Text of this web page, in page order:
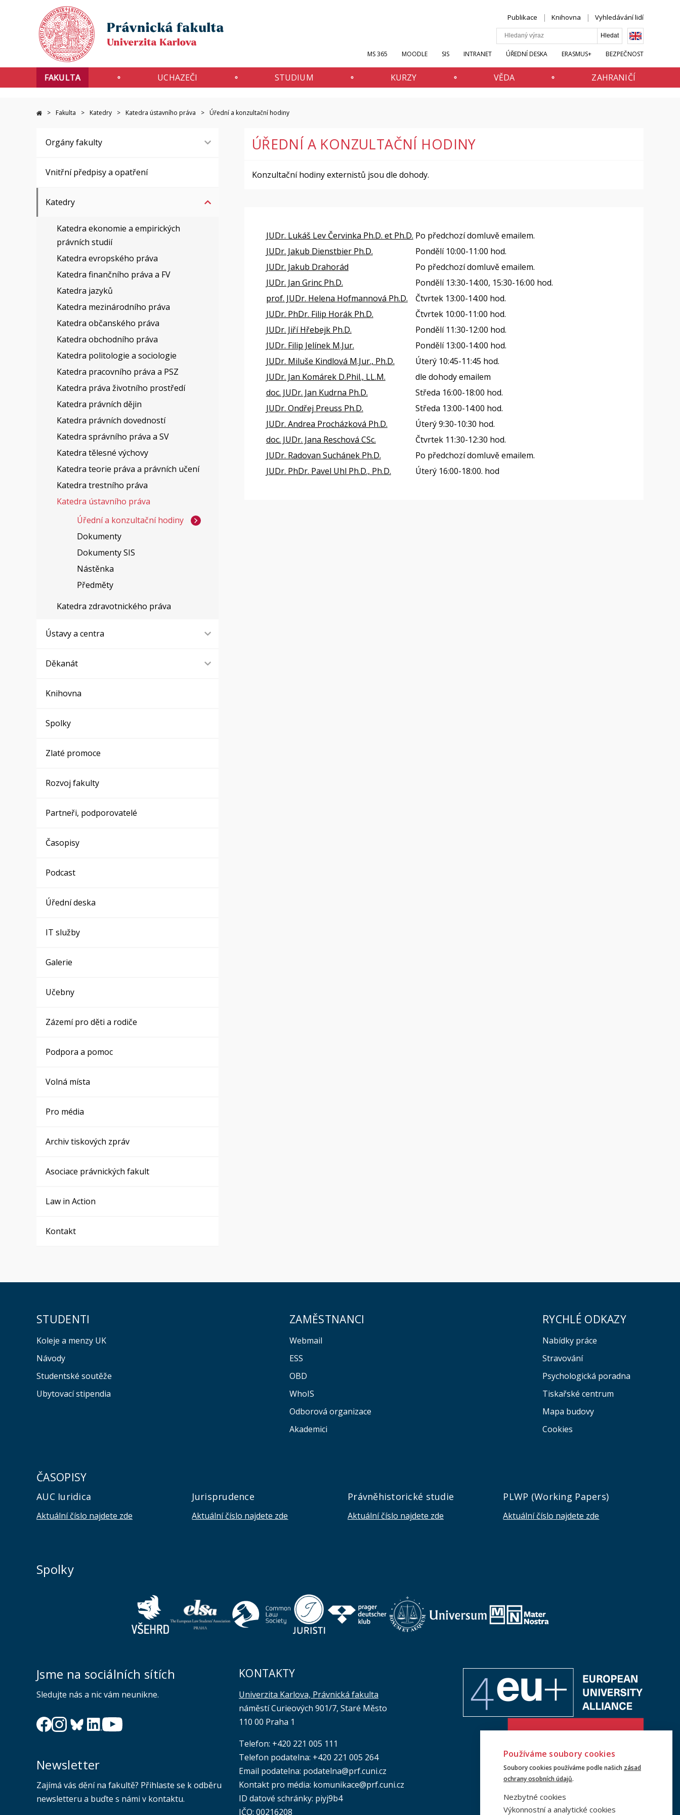
Publikace Knihovna Vyhledávání lidí
MS 365 MOODLE SIS INTRANET ÚŘEDNÍ DESKA ERASMUS+ BEZPEČNOST
FAKULTA UCHAZEČI STUDIUM KURZY VĚDA ZAHRANIČÍ
Fakulta Katedry Katedra ústavního práva Úřední a konzultační hodiny
Orgány fakulty
Vnitřní předpisy a opatření
Katedry
Katedra ekonomie a empirických
právních studií
Katedra evropského práva
Katedra finančního práva a FV
Katedra jazyků
Katedra mezinárodního práva
Katedra občanského práva
Katedra obchodního práva
Katedra politologie a sociologie
Katedra pracovního práva a PSZ
Katedra práva životního prostředí
Katedra právních dějin
Katedra právních dovedností
Katedra správního práva a SV
Katedra tělesné výchovy
Katedra teorie práva a právních učení
Katedra trestního práva
Katedra ústavního práva
Úřední a konzultační hodiny
Dokumenty
Dokumenty SIS
Nástěnka
Předměty
Katedra zdravotnického práva
Ústavy a centra
Děkanát
Knihovna
Spolky
Zlaté promoce
Rozvoj fakulty
Partneři, podporovatelé
Časopisy
Podcast
Úřední deska
IT služby
Galerie
Učebny
Zázemí pro děti a rodiče
Podpora a pomoc
Volná místa
Pro média
Archiv tiskových zpráv
Asociace právnických fakult
Law in Action
Kontakt
ÚŘEDNÍ A KONZULTAČNÍ HODINY
Konzultační hodiny externistů jsou dle dohody.
JUDr. Lukáš Lev Červinka Ph.D. et Ph.D. Po předchozí domluvě emailem.
JUDr. Jakub Dienstbier Ph.D.
Pondělí 10:00-11:00 hod.
JUDr. Jakub Drahorád
Po předchozí domluvě emailem.
JUDr. Jan Grinc Ph.D.
Pondělí 13:30-14:00, 15:30-16:00 hod.
prof. JUDr. Helena Hofmannová Ph.D.
Čtvrtek 13:00-14:00 hod.
JUDr. PhDr. Filip Horák Ph.D.
Čtvrtek 10:00-11:00 hod.
JUDr. Jiří Hřebejk Ph.D.
Pondělí 11:30-12:00 hod.
JUDr. Filip Jelínek M.Jur.
Pondělí 13:00-14:00 hod.
JUDr. Miluše Kindlová M.Jur., Ph.D.
Úterý 10:45-11:45 hod.
JUDr. Jan Komárek D.Phil., LL.M.
dle dohody emailem
doc. JUDr. Jan Kudrna Ph.D.
Středa 16:00-18:00 hod.
JUDr. Ondřej Preuss Ph.D.
Středa 13:00-14:00 hod.
JUDr. Andrea Procházková Ph.D.
Úterý 9:30-10:30 hod.
doc. JUDr. Jana Reschová CSc.
Čtvrtek 11:30-12:30 hod.
JUDr. Radovan Suchánek Ph.D.
Po předchozí domluvě emailem.
JUDr. PhDr. Pavel Uhl Ph.D., Ph.D.
Úterý 16:00-18:00. hod
STUDENTI
Koleje a menzy UK
Návody
Studentské soutěže
Ubytovací stipendia
ZAMĚSTNANCI
Webmail
ESS
OBD
WhoIS
Odborová organizace
Akademici
RYCHLÉ ODKAZY
Nabídky práce
Stravování
Psychologická poradna
Tiskařské centrum
Mapa budovy
Cookies
ČASOPISY
AUC Iuridica
Aktuální číslo najdete zde
Jurisprudence
Aktuální číslo najdete zde
Právněhistorické studie
Aktuální číslo najdete zde
PLWP (Working Papers)
Aktuální číslo najdete zde
Spolky
Jsme na sociálních sítích
Sledujte nás a nic vám neunikne.
Newsletter
Zajímá vás dění na fakultě? Přihlaste se k odběru
newsletteru a buďte s námi v kontaktu.
KONTAKTY
Univerzita Karlova, Právnická fakulta
náměstí Curieových 901/7, Staré Město
110 00 Praha 1
Telefon: +420 221 005 111
Telefon podatelna: +420 221 005 264
Email podatelna: podatelna@prf.cuni.cz
Kontakt pro média: komunikace@prf.cuni.cz
ID datové schránky: piyj9b4
IČO: 00216208
Používáme soubory cookies
Soubory cookies používáme podle našich zásad
ochrany osobních údajů.
Nezbytné cookies
Výkonnostní a analytické cookies